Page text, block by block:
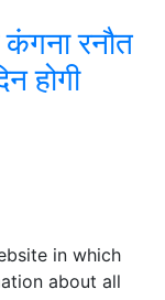
रनौत
होगी
in which
about all